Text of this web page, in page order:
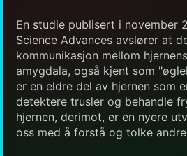
En studie publisert i november
Science Advances avslører at
kommunikasjon mellom
amygdala, også kjent som
er en eldre del av hjernen som
detektere trusler og behandle
hjernen, derimot, er en nyere
oss med å forstå og tolke